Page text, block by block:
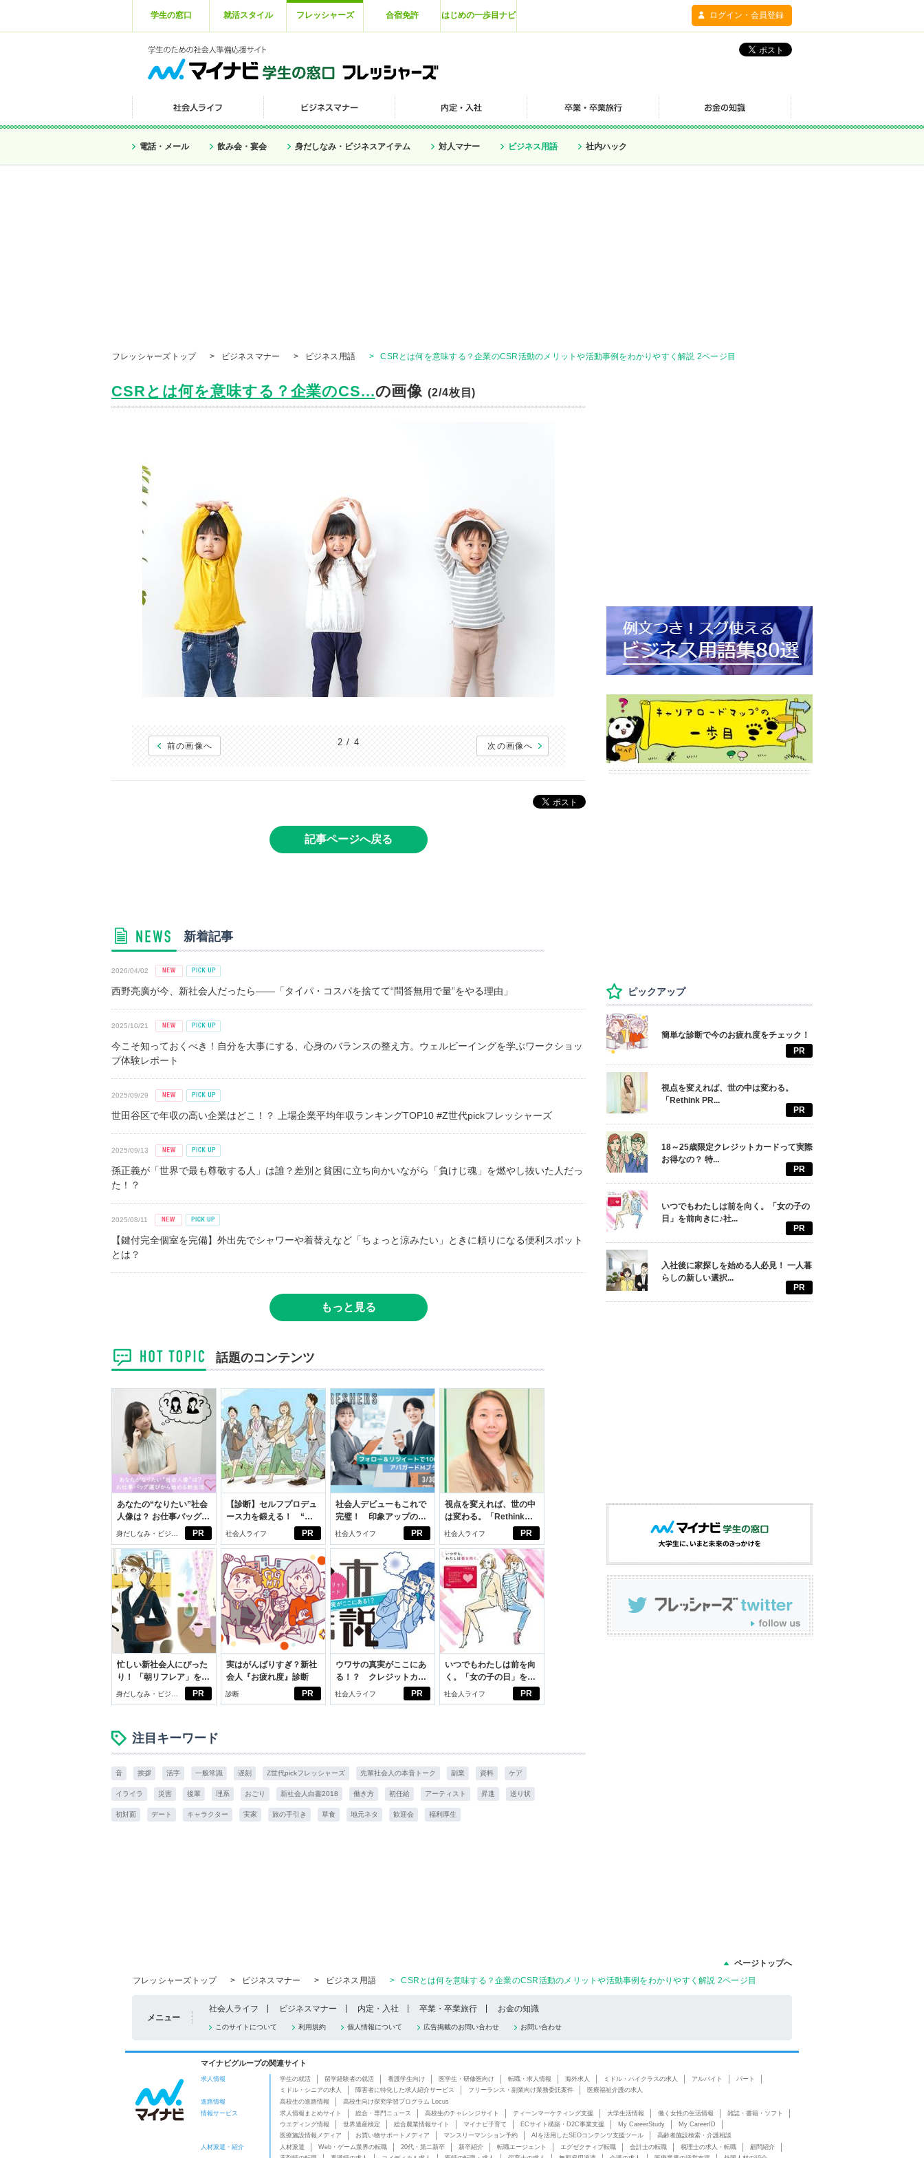
学生の窓口 就活スタイル フレッシャーズ 合宿免許 はじめの一歩目ナビ ログイン・会員登録
電話・メール 飲み会・宴会 身だしなみ・ビジネスアイテム 対人マナー ビジネス用語 社内ハック
フレッシャーズトップ > ビジネスマナー > ビジネス用語 > CSRとは何を意味する？企業のCSR活動のメリットや活動事例をわかりやすく解説 2ページ目
CSRとは何を意味する？企業のCS...の画像(2/4枚目)
前の画像へ 2 / 4 次の画像へ
記事ページへ戻る
新着記事
2026/04/02
西野亮廣が今、新社会人だったら――「タイパ・コスパを捨てて“問答無用で量”をやる理由」
2025/10/21
今こそ知っておくべき！自分を大事にする、心身のバランスの整え方。ウェルビーイングを学ぶワークショッ
プ体験レポート
2025/09/29
世田谷区で年収の高い企業はどこ！？ 上場企業平均年収ランキングTOP10 #Z世代pickフレッシャーズ
2025/09/13
孫正義が「世界で最も尊敬する人」は誰？差別と貧困に立ち向かいながら「負けじ魂」を燃やし抜いた人だっ
た！？
2025/08/11
【鍵付完全個室を完備】外出先でシャワーや着替えなど「ちょっと涼みたい」ときに頼りになる便利スポット
とは？
もっと見る
話題のコンテンツ
PR
あなたの“なりたい”社会
人像は？ お仕事バッグ選
びから始める新生活
身だしなみ・ビジネ
スアイテム
PR
【診断】セルフプロデュ
ース力を鍛える！ “ジ
ブン観”診断
社会人ライフ PR
社会人デビューもこれで
完璧！ 印象アップのセ
ルフプロデュース術
社会人ライフ PR
視点を変えれば、世の中
は変わる。「Rethink
PROJECT」がつたえた
社会人ライフ
PR
忙しい新社会人にぴった
り！ 「朝リフレア」をは
じめよう。しっかりニオ
イケアして24時間快適。
身だしなみ・ビジネ
スアイテム
PR
実はがんばりすぎ？新社
会人『お疲れ度』診断
診断 PR
ウワサの真実がここにあ
る！？ クレジットカー
ドの都市伝説
社会人ライフ PR
いつでもわたしは前を向
く。「女の子の日」を前
向きに♪社会人エリ・大
社会人ライフ
注目キーワード
音 挨拶 活字 一般常識 遅刻 Z世代pickフレッシャーズ 先輩社会人の本音トーク 副業 資料 ケア
イライラ 災害 後輩 理系 おごり 新社会人白書2018 働き方 初任給 アーティスト 昇進 送り状
初対面 デート キャラクター 実家 旅の手引き 草食 地元ネタ 歓迎会 福利厚生
ピックアップ
簡単な診断で今のお疲れ度をチェック！
PR
視点を変えれば、世の中は変わる。
「Rethink PR...
PR
18～25歳限定クレジットカードって実際
お得なの？ 特...
PR
いつでもわたしは前を向く。「女の子の
日」を前向きに♪社...
PR
入社後に家探しを始める人必見！ 一人暮
らしの新しい選択...
PR
ページトップへ
フレッシャーズトップ
> ビジネスマナー > ビジネス用語 > CSRとは何を意味する？企業のCSR活動のメリットや活動事例をわかりやすく解説 2ページ目
メニュー
社会人ライフ ビジネスマナー 内定・入社 卒業・卒業旅行 お金の知識
このサイトについて 利用規約 個人情報について 広告掲載のお問い合わせ お問い合わせ
マイナビグループの関連サイト
求人情報 学生の就活 留学経験者の就活 看護学生向け 医学生・研修医向け 転職・求人情報 海外求人 ミドル・ハイクラスの求人 アルバイト
パート
ミドル・シニアの求人
障害者に特化した求人紹介サービス フリーランス・副業向け業務委託案件
医療福祉介護の求人
進路情報
高校生の進路情報
高校生向け探究学習プログラム Locus
情報サービス
求人情報まとめサイト 総合・専門ニュース 高校生のチャレンジサイト ティーンマーケティング支援 大学生活情報 働く女性の生活情報
雑誌・書籍・ソフト
ウエディング情報
世界遺産検定 総合農業情報サイト マイナビ子育て ECサイト構築・D2C事業支援 My CareerStudy
My CareerID
医療施設情報メディア
お買い物サポートメディア マンスリーマンション予約 AIを活用したSEOコンテンツ支援ツール
高齢者施設検索・介護相談
人材派遣・紹介
人材派遣 Web・ゲーム業界の転職 20代・第二新卒 新卒紹介 転職エージェント エグゼクティブ転職 会計士の転職 税理士の求人・転職
顧問紹介